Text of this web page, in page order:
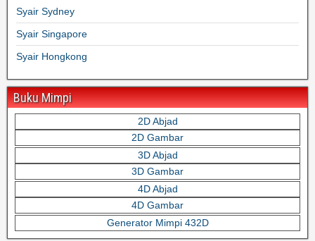
Syair Sydney
Syair Singapore
Syair Hongkong
Buku Mimpi
2D Abjad
2D Gambar
3D Abjad
3D Gambar
4D Abjad
4D Gambar
Generator Mimpi 432D